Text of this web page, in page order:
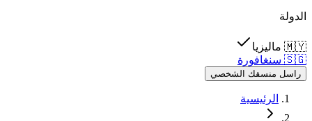
الدولة
🇲🇾 ماليزيا
🇸🇬 سنغافورة
راسل منسقك الشخصي
الرئيسية